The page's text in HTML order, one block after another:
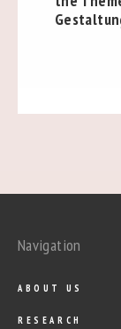
Navigation
ABOUT US
RESEARCH